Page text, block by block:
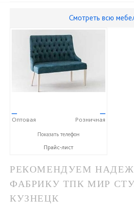
Смотреть всю
—
Оптовая
—
Розничная
+7 (861) 624-86-00
Показать телефон
Прайс-лист
РЕКОМЕНДУЕМ
ФАБРИКУ ТПК МИР
КУЗНЕЦК